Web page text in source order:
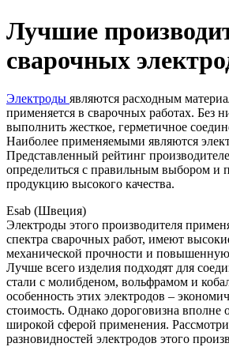
Лучшие
сварочных
Электроды являются расходным
применяется в сварочных работах. Без
выполнить жесткое, герметичное
Наиболее применяемыми являются
Представленный рейтинг
определиться с правильным выбором и
продукцию высокого качества.
Esab (Швеция)
Электроды этого производителя
спектра сварочных работ, имеют
механической прочности и повышенную
Лучше всего изделия подходят для
стали с молибденом, вольфрамом и
особенность этих электродов –
стоимость. Однако дороговизна вполне
широкой сферой применения.
разновидностей электродов этого